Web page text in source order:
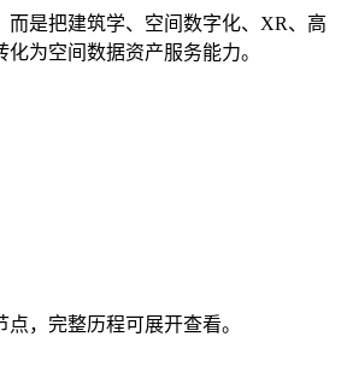
而是把建筑学、空间数字化、XR、高
为空间数据资产服务能力。
，完整历程可展开查看。